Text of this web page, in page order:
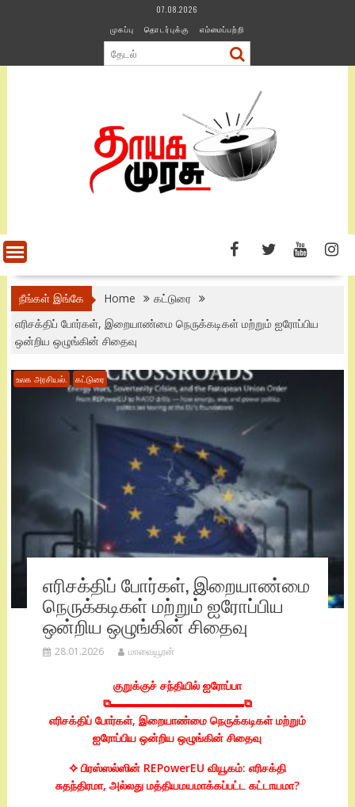
07.08.2026
முகப்பு
தொடர்புக்கு எம்மைப்பற்றி
நீங்கள் இங்கே Home
கட்டுரை
எரிசக்திப் போர்கள், இறையாண்மை நெருக்கடிகள் மற்றும் ஐரோப்பிய
ஒன்றிய ஒழுங்கின் சிதைவு
உலக அரசியல். கட்டுரை
எரிசக்திப் போர்கள், இறையாண்மை
நெருக்கடிகள் மற்றும் ஐரோப்பிய
ஒன்றிய ஒழுங்கின் சிதைவு
28.01.2026 மாவையூரன்
குறுக்குச் சந்தியில் ஐரோப்பா
⧉▬▬▬▬▬▬▬▬▬▬▬▬⧉
எரிசக்திப் போர்கள், இறையாண்மை நெருக்கடிகள் மற்றும்
ஐரோப்பிய ஒன்றிய ஒழுங்கின் சிதைவு
✧ பிரஸ்ஸல்ஸின் REPowerEU வியூகம்: எரிசக்தி
சுதந்திரமா, அல்லது மத்தியமயமாக்கப்பட்ட கட்டாயமா?